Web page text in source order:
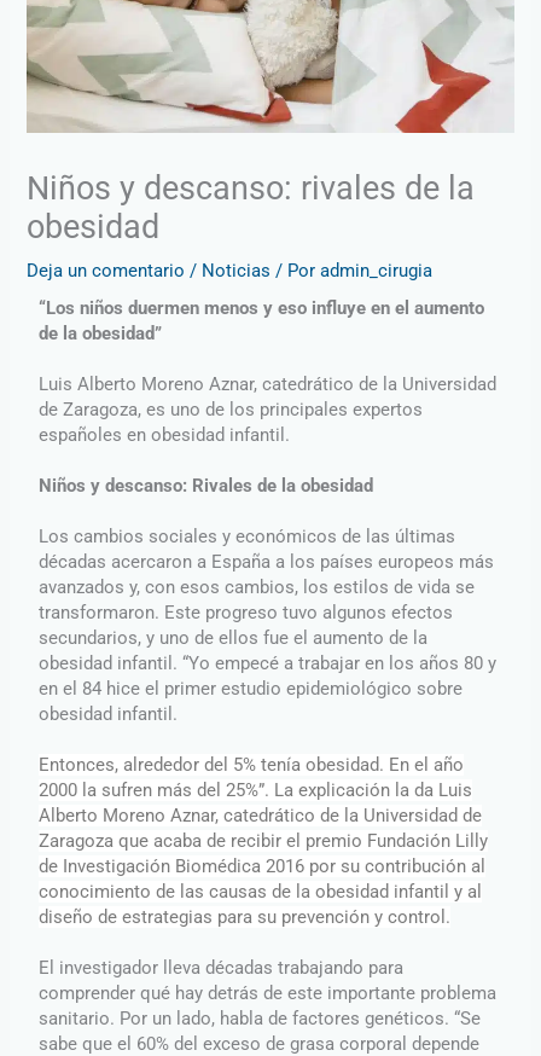
Niños y descanso: rivales de la
obesidad
Deja un comentario / Noticias / Poradmin_cirugia
“Los niños duermen menos y eso influye en el aumento
de la obesidad”
Luis Alberto Moreno Aznar, catedrático de la Universidad
de Zaragoza, es uno de los principales expertos
españoles en obesidad infantil.
Niños y descanso: Rivales de la obesidad
Los cambios sociales y económicos de las últimas
décadas acercaron a España a los países europeos más
avanzados y, con esos cambios, los estilos de vida se
transformaron. Este progreso tuvo algunos efectos
secundarios, y uno de ellos fue el aumento de la
obesidad infantil. “Yo empecé a trabajar en los años 80 y
en el 84 hice el primer estudio epidemiológico sobre
obesidad infantil.
Entonces, alrededor del 5% tenía obesidad. En el año
2000 la sufren más del 25%”. La explicación la da Luis
Alberto Moreno Aznar, catedrático de la Universidad de
Zaragoza que acaba de recibir el premio Fundación Lilly
de Investigación Biomédica 2016 por su contribución al
conocimiento de las causas de la obesidad infantil y al
diseño de estrategias para su prevención y control.
El investigador lleva décadas trabajando para
comprender qué hay detrás de este importante problema
sanitario. Por un lado, habla de factores genéticos. “Se
sabe que el 60% del exceso de grasa corporal depende